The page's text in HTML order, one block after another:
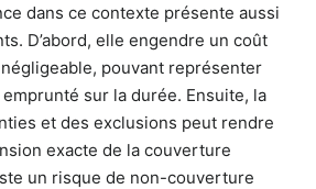
dans ce contexte présente aussi
D’abord, elle engendre un coût
pouvant représenter
emprunté sur la durée. Ensuite, la
et des exclusions peut rendre
exacte de la couverture
un risque de non-couverture